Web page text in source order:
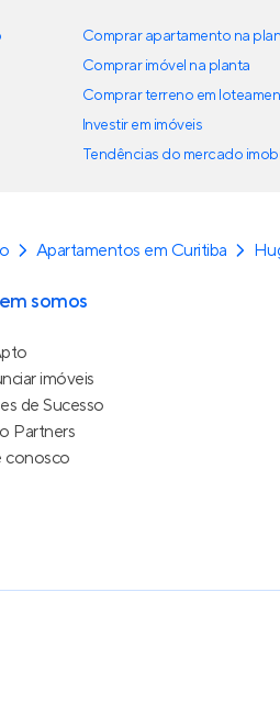
Comprar apartamento na
Comprar imóvel na planta
Comprar terreno em
Investir em imóveis
Tendências do mercado
Apartamentos em Curitiba
somos
imóveis
de Sucesso
Partners
conosco